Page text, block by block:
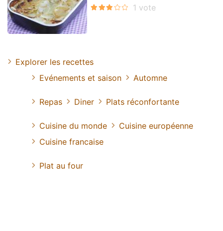
Explorer les recettes
Evénements et saison
Automne
Repas Diner Plats réconfortante
Cuisine du monde
Cuisine européenne
Cuisine francaise
Plat au four